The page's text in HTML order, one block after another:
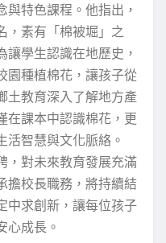
特色課程。他指出，
，素有「棉被堀」之
學生認識在地歷史，
園種植棉花，讓孩子從
土教育深入了解地方產
在課本中認識棉花，更
活智慧與文化脈絡。
，對未來教育發展充滿
擔校長職務，將持續結
中求創新，讓每位孩子
心成長。